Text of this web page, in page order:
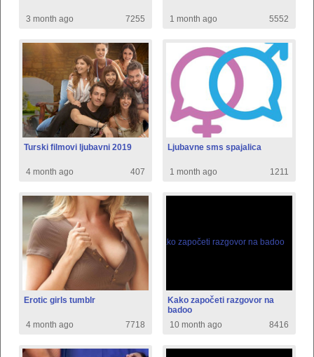
3 month ago 7255 1 month ago 5552
Turski filmovi ljubavni 2019
4 month ago 407
Ljubavne sms spajalica
1 month ago 1211
Erotic girls tumblr
4 month ago 7718
Kako započeti razgovor na
badoo
10 month ago
8416